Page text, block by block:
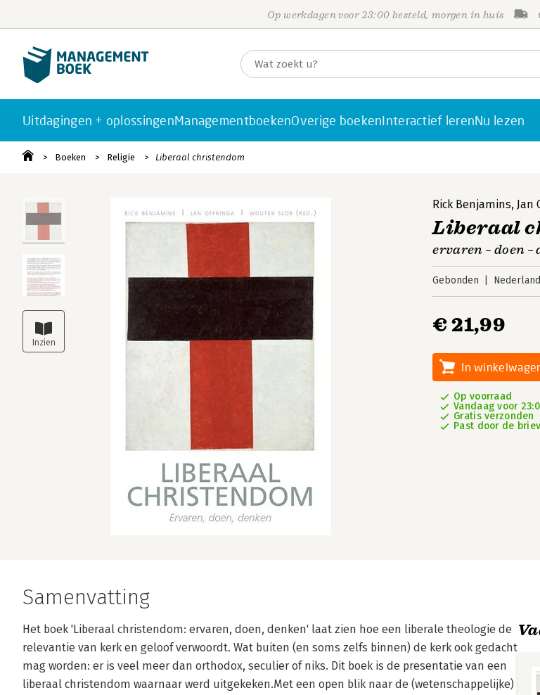
Op werkdagen voor 23:00 besteld, morgen in huis
Uitdagingen + oplossingenManagementboekenOverige boekenInteractief lerenNu lezen
Boeken Religie Liberaal christendom
Rick Benjamins, Jan
Liberaal
ervaren – doen –
Gebonden
€ 21,99
In
Op voorraad
Vandaag voor
Gratis verzonden
Past door de
Samenvatting
Het boek 'Liberaal christendom: ervaren, doen, denken' laat zien hoe een liberale theologie de
relevantie van kerk en geloof verwoordt. Wat buiten (en soms zelfs binnen) de kerk ook gedacht
mag worden: er is veel meer dan orthodox, seculier of niks. Dit boek is de presentatie van een
liberaal christendom waarnaar werd uitgekeken.Met een open blik naar de (wetenschappelijke)